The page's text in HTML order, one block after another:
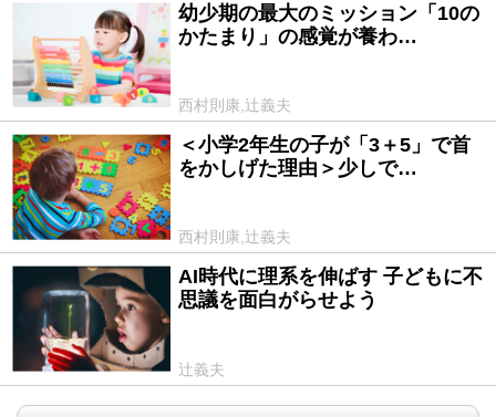
幼少期の最大のミッション「10の
かたまり」の感覚が養わ…
西村則康,辻義夫
2024/08/07
＜小学2年生の子が「3＋5」で首
をかしげた理由＞少しで…
西村則康,辻義夫
2023/05/14
AI時代に理系を伸ばす 子どもに不
思議を面白がらせよう
辻義夫